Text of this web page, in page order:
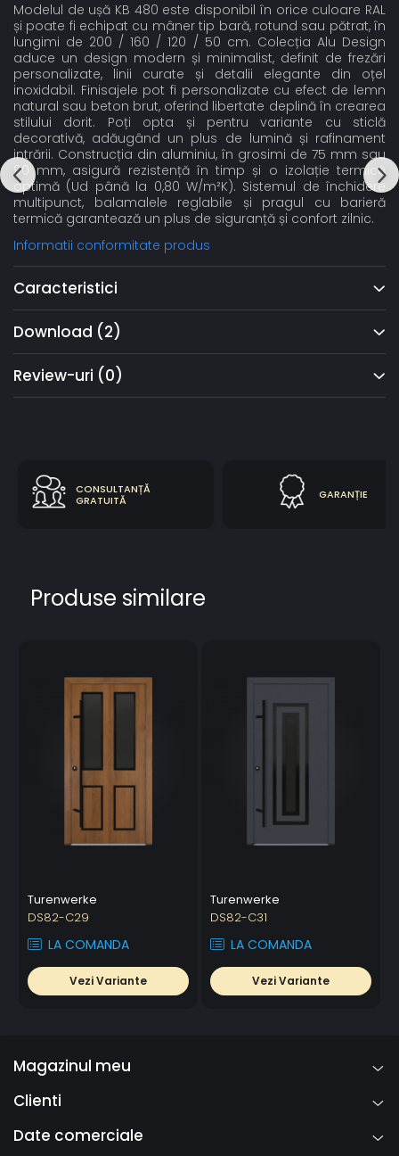
Modelul de ușă KB 480 este disponibil în orice culoare RAL
și poate fi echipat cu mâner tip bară, rotund sau pătrat, în
lungimi de 200 / 160 / 120 / 50 cm. Colecția Alu Design
aduce un design modern și minimalist, definit de frezări
personalizate, linii curate și detalii elegante din oțel
inoxidabil. Finisajele pot fi personalizate cu efect de lemn
natural sau beton brut, oferind libertate deplină în crearea
stilului dorit. Poți opta și pentru variante cu sticlă
decorativă, adăugând un plus de lumină și rafinament
intrării. Construcția din aluminiu, în grosimi de 75 mm sau
90 mm, asigură rezistență în timp și o izolație termică
optimă (Ud până la 0,80 W/m²K). Sistemul de închidere
multipunct, balamalele reglabile și pragul cu barieră
termică garantează un plus de siguranță și confort zilnic.
Informatii conformitate produs
Caracteristici
Download (2)
Review-uri (0)
CONSULTANȚĂ
GRATUITĂ
GARANȚIE
Produse similare
Turenwerke
DS82-C29
LA COMANDA
Vezi Variante
Turenwerke
DS82-C31
LA COMANDA
Vezi Variante
Magazinul meu
Clienti
Date comerciale